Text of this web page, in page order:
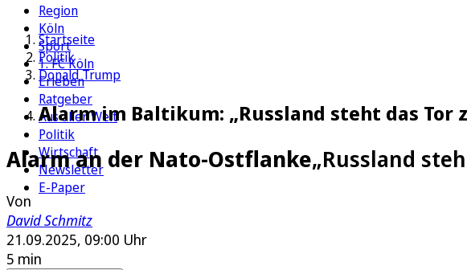
Region
Köln
Sport
1. FC Köln
Erleben
Ratgeber
Aus aller Welt
Politik
Wirtschaft
Newsletter
E-Paper
Startseite
Politik
Donald Trump
Alarm im Baltikum: „Russland steht das Tor
Alarm an der Nato-Ostflanke„Russland
Von
David Schmitz
21.09.2025, 09:00 Uhr
5 min